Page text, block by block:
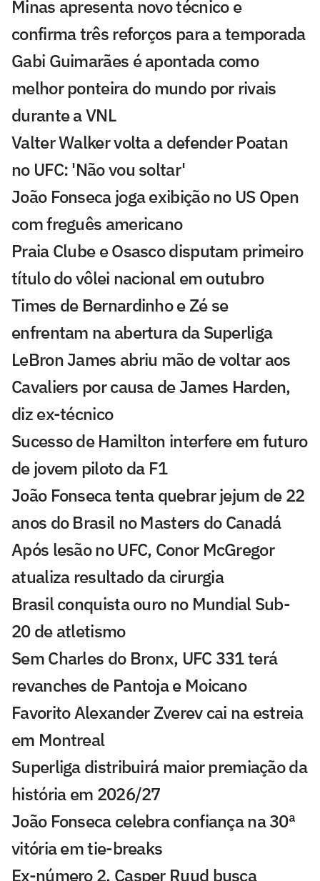
Minas apresenta novo técnico e
confirma três reforços para a temporada
Gabi Guimarães é apontada como
melhor ponteira do mundo por rivais
durante a VNL
Valter Walker volta a defender Poatan
no UFC: 'Não vou soltar'
João Fonseca joga exibição no US Open
com freguês americano
Praia Clube e Osasco disputam primeiro
título do vôlei nacional em outubro
Times de Bernardinho e Zé se
enfrentam na abertura da Superliga
LeBron James abriu mão de voltar aos
Cavaliers por causa de James Harden,
diz ex-técnico
Sucesso de Hamilton interfere em futuro
de jovem piloto da F1
João Fonseca tenta quebrar jejum de 22
anos do Brasil no Masters do Canadá
Após lesão no UFC, Conor McGregor
atualiza resultado da cirurgia
Brasil conquista ouro no Mundial Sub-
20 de atletismo
Sem Charles do Bronx, UFC 331 terá
revanches de Pantoja e Moicano
Favorito Alexander Zverev cai na estreia
em Montreal
Superliga distribuirá maior premiação da
história em 2026/27
João Fonseca celebra confiança na 30ª
vitória em tie-breaks
Ex-número 2, Casper Ruud busca